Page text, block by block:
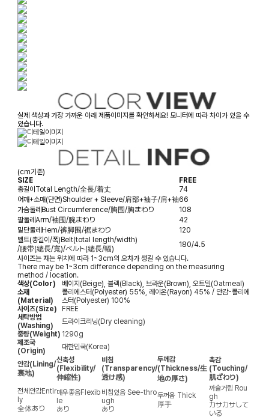
실제 색상과 가장 가까운 아래 제품이미지를 확인하세요! 모니터에 따라 차이가 있을 수
있습니다.
(cm기준)
SIZE
FREE
총길이Total Length/全長/着丈
74
어깨+소매(단면)Shoulder + Sleeve/肩部+袖子/肩+袖66
가슴둘레Bust Circumference/胸围/胸まわり
108
팔둘레Arm/袖围/腕まわり
42
밑단둘레Hem/裤脚围/裾まわり
120
벨트(총길이/폭)Belt(total length/width)
/腰带(總長/寬)/ベルト(總長/幅)
180/4.5
사이즈는 재는 위치에 따라 1~3cm의 오차가 생길 수 있습니다.
There may be 1~3cm difference depending on the measuring
method / location.
색상(Color)
베이지(Beige), 블랙(Black), 브라운(Brown), 오트밀(Oatmeal)
소재
(Material)
폴리에스터(Polyester) 55%, 레이온(Rayon) 45% / 안감-폴리에
스터(Polyester) 100%
사이즈(Size)
FREE
세탁방법
(Washing)
드라이크리닝(Dry cleaning)
중량(Weight) 1290g
제조국
(Origin)
대한민국(Korea)
안감(Lining/
裏地)
신축성
(Flexibility/
伸縮性)
비침
(Transparency/
透け感)
두께감
(Thickness/生
地の厚さ)
촉감
(Touching/
肌ざわり)
전체안감Entir
ly
全体あり
매우좋음Flexib
le
あり
비침있음 See-thro
ugh
あり
두꺼움 Thick
厚手
까슬거림 Rou
gh
カサカサして
いる